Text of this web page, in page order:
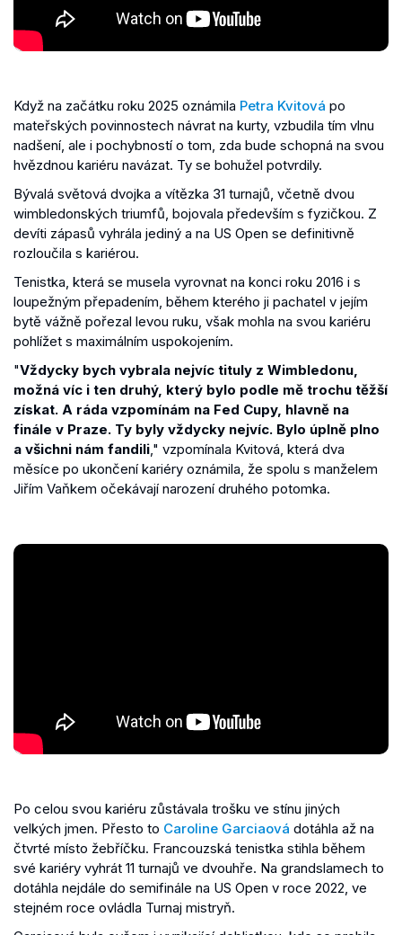
Když na začátku roku 2025 oznámila Petra Kvitová po
mateřských povinnostech návrat na kurty, vzbudila tím vlnu
nadšení, ale i pochybností o tom, zda bude schopná na svou
hvězdnou kariéru navázat. Ty se bohužel potvrdily.
Bývalá světová dvojka a vítězka 31 turnajů, včetně dvou
wimbledonských triumfů, bojovala především s fyzičkou. Z
devíti zápasů vyhrála jediný a na US Open se definitivně
rozloučila s kariérou.
Tenistka, která se musela vyrovnat na konci roku 2016 i s
loupežným přepadením, během kterého ji pachatel v jejím
bytě vážně pořezal levou ruku, však mohla na svou kariéru
pohlížet s maximálním uspokojením.
"Vždycky bych vybrala nejvíc tituly z Wimbledonu,
možná víc i ten druhý, který bylo podle mě trochu těžší
získat. A ráda vzpomínám na Fed Cupy, hlavně na
finále v Praze. Ty byly vždycky nejvíc. Bylo úplně plno
a všichni nám fandili," vzpomínala Kvitová, která dva
měsíce po ukončení kariéry oznámila, že spolu s manželem
Jiřím Vaňkem očekávají narození druhého potomka.
Po celou svou kariéru zůstávala trošku ve stínu jiných
velkých jmen. Přesto to Caroline Garciaová dotáhla až na
čtvrté místo žebříčku. Francouzská tenistka stihla během
své kariéry vyhrát 11 turnajů ve dvouhře. Na grandslamech to
dotáhla nejdále do semifinále na US Open v roce 2022, ve
stejném roce ovládla Turnaj mistryň.